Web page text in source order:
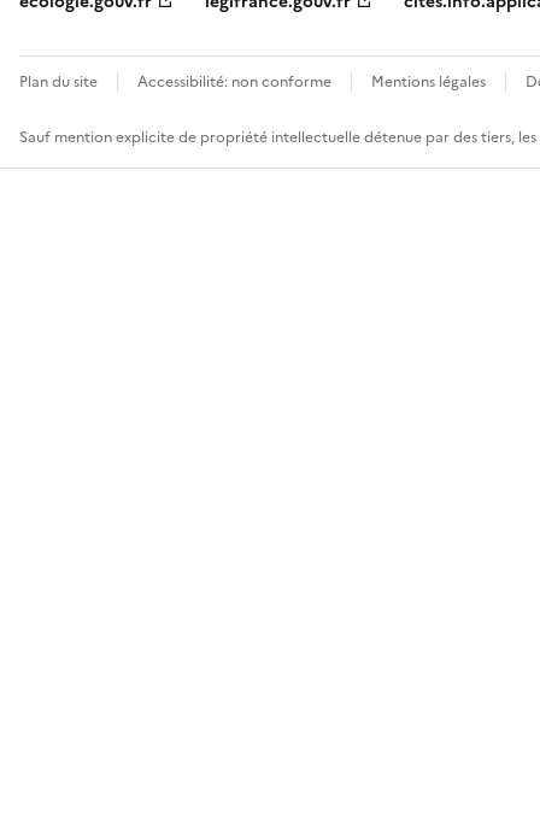
Plan du site Accessibilité: non conforme Mentions légales
Sauf mention explicite de propriété intellectuelle détenue par des tiers,